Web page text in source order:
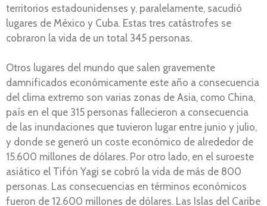
territorios estadounidenses y, paralelamente, sacudió
lugares de México y Cuba. Estas tres catástrofes se
cobraron la vida de un total 345 personas.
Otros lugares del mundo que salen gravemente
damnificados económicamente este año a consecuencia
del clima extremo son varias zonas de Asia, como China,
país en el que 315 personas fallecieron a consecuencia
de las inundaciones que tuvieron lugar entre junio y julio,
y donde se generó un coste económico de alrededor de
15.600 millones de dólares. Por otro lado, en el suroeste
asiático el Tifón Yagi se cobró la vida de más de 800
personas. Las consecuencias en términos económicos
fueron de 12.600 millones de dólares. Las Islas del Caribe